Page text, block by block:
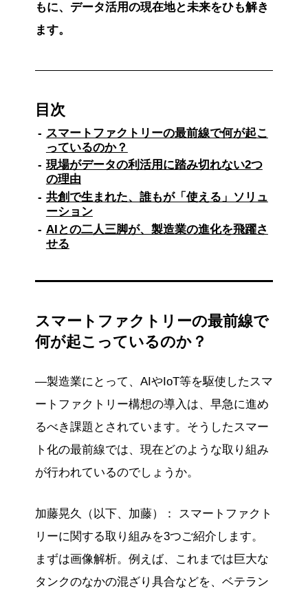
もに、データ活用の現在地と未来をひも解き
ます。
目次
スマートファクトリーの最前線で何が起こ
っているのか？
現場がデータの利活用に踏み切れない2つ
の理由
共創で生まれた、誰もが「使える」ソリュ
ーション
AIとの二人三脚が、製造業の進化を飛躍さ
せる
スマートファクトリーの最前線で
何が起こっているのか？
―製造業にとって、AIやIoT等を駆使したスマ
ートファクトリー構想の導入は、早急に進め
るべき課題とされています。そうしたスマー
ト化の最前線では、現在どのような取り組み
が行われているのでしょうか。
加藤晃久（以下、加藤）： スマートファクト
リーに関する取り組みを3つご紹介します。
まずは画像解析。例えば、これまでは巨大な
タンクのなかの混ざり具合などを、ベテラン